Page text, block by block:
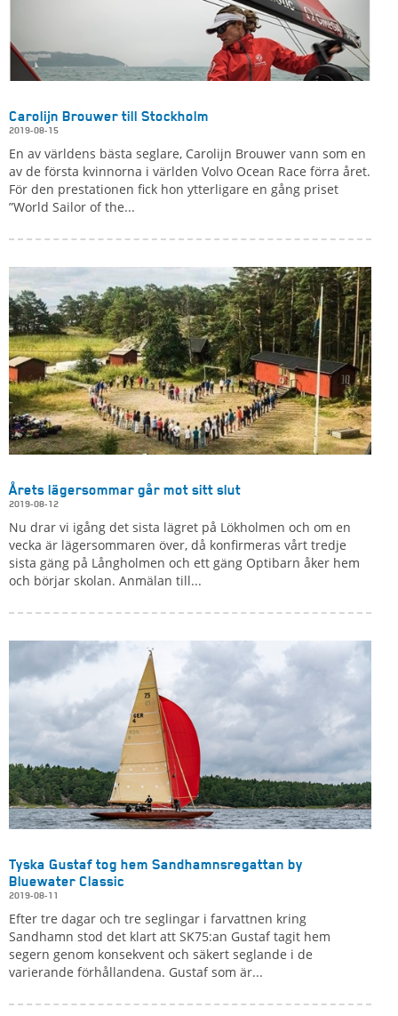
Carolijn Brouwer till Stockholm
2019-08-15
En av världens bästa seglare, Carolijn Brouwer vann som en
av de första kvinnorna i världen Volvo Ocean Race förra året.
För den prestationen fick hon ytterligare en gång priset
”World Sailor of the...
Årets lägersommar går mot sitt slut
2019-08-12
Nu drar vi igång det sista lägret på Lökholmen och om en
vecka är lägersommaren över, då konfirmeras vårt tredje
sista gäng på Långholmen och ett gäng Optibarn åker hem
och börjar skolan. Anmälan till...
Tyska Gustaf tog hem Sandhamnsregattan by
Bluewater Classic
2019-08-11
Efter tre dagar och tre seglingar i farvattnen kring
Sandhamn stod det klart att SK75:an Gustaf tagit hem
segern genom konsekvent och säkert seglande i de
varierande förhållandena. Gustaf som är...